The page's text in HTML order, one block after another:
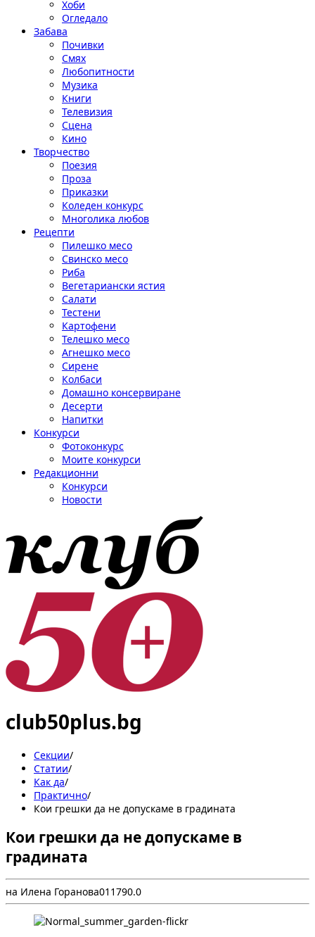
Хоби
Огледало
Забава
Почивки
Смях
Любопитности
Музика
Книги
Телевизия
Сцена
Кино
Творчество
Поезия
Проза
Приказки
Коледен конкурс
Многолика любов
Рецепти
Пилешко месо
Свинско месо
Риба
Вегетариански ястия
Салати
Тестени
Картофени
Телешко месо
Агнешко месо
Сирене
Колбаси
Домашно консервиране
Десерти
Напитки
Конкурси
Фотоконкурс
Моите конкурси
Редакционни
Конкурси
Новости
club50plus.bg
Секции/
Статии/
Как да/
Практично/
Кои грешки да не допускаме в градината
Кои грешки да не допускаме в
градината
на Илена Горанова011790.0